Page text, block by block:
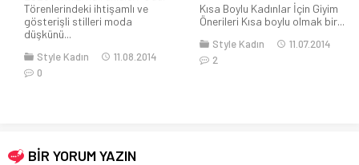
Kısa Boylu Kadınlar İçin Giyim
Önerileri Kısa boylu olmak bir...
Style Kadın
2
Yenilikçi teknoloji anlayışı ile
üretilen Adidas Terrex ile
BİR YORUM YAZIN